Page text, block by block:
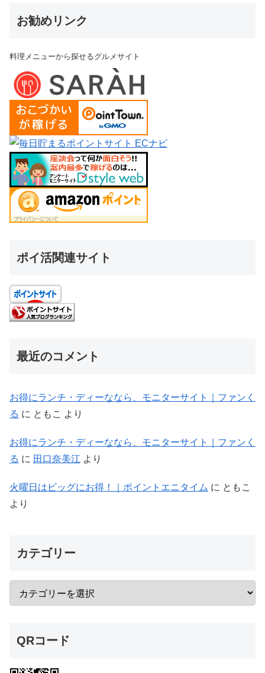
お勧めリンク
料理メニューから探せるグルメサイト
ポイ活関連サイト
最近のコメント
お得にランチ・ディーななら、モニターサイト｜ファンく
る に ともこ より
お得にランチ・ディーななら、モニターサイト｜ファンく
る に 田口奈美江 より
火曜日はビッグにお得！｜ポイントエニタイム に ともこ
より
カテゴリー
QRコード